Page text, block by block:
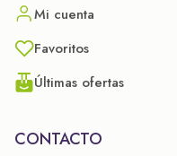
Mi cuenta
Favoritos
Últimas ofertas
CONTACTO